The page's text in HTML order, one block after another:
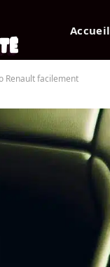
Accueil
Renault facilement